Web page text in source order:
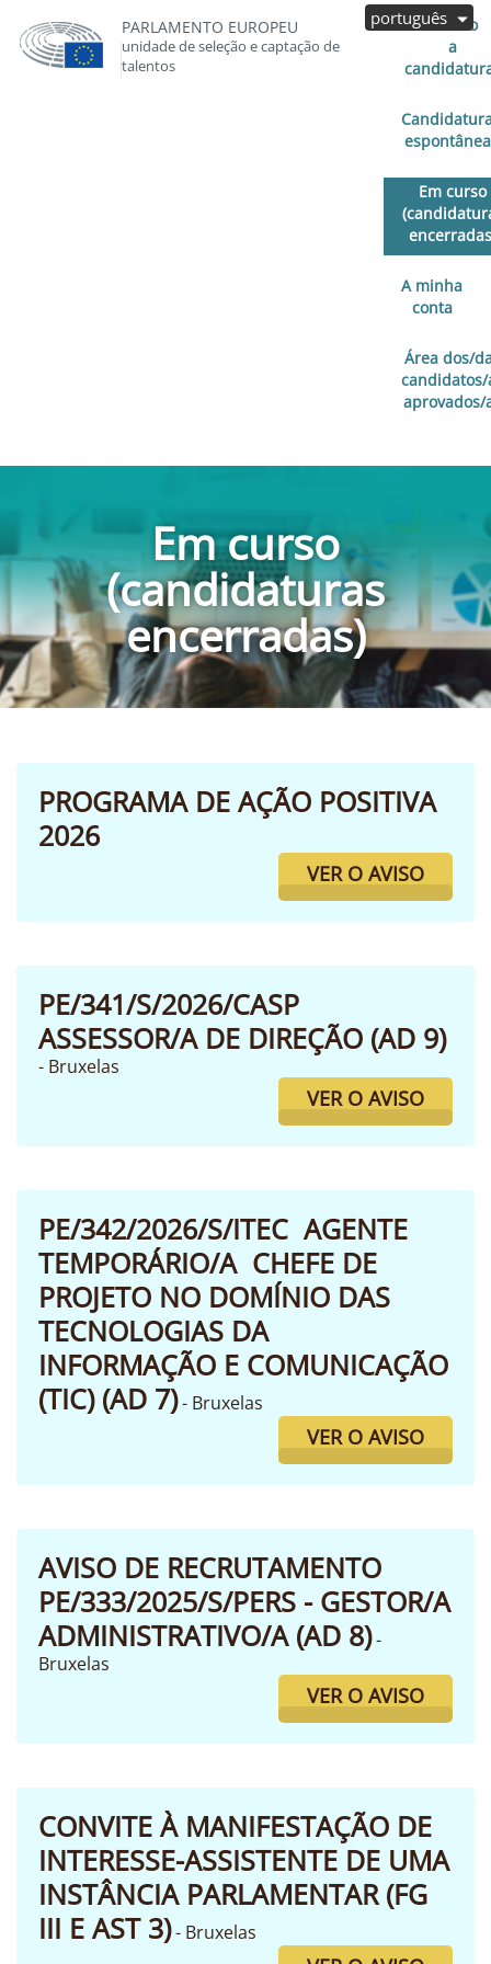
PARLAMENTO EUROPEU
unidade de seleção e captação de
talentos
Aberto
a
espontânea
Em curso
A minha
conta
Área dos/
candidatos/
aprovados/
português
Em curso
(candidaturas
encerradas)
PROGRAMA DE AÇÃO POSITIVA
2026
VER O AVISO
PE/341/S/2026/CASP
ASSESSOR/A DE DIREÇÃO (AD 9)
- Bruxelas
VER O AVISO
PE/342/2026/S/ITEC AGENTE
TEMPORÁRIO/A CHEFE DE
PROJETO NO DOMÍNIO DAS
TECNOLOGIAS DA
INFORMAÇÃO E COMUNICAÇÃO
(TIC) (AD 7)- Bruxelas
VER O AVISO
AVISO DE RECRUTAMENTO
PE/333/2025/S/PERS - GESTOR/A
ADMINISTRATIVO/A (AD 8)-
Bruxelas
VER O AVISO
CONVITE À MANIFESTAÇÃO DE
INTERESSE-ASSISTENTE DE UMA
INSTÂNCIA PARLAMENTAR (FG
III E AST 3)- Bruxelas